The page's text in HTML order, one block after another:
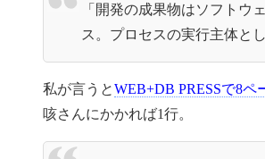
「開発の成果物はソフトウ
ス。プロセスの実行主体と
私が言うとWEB+DB PRESSで8ペ
咳さんにかかれば1行。